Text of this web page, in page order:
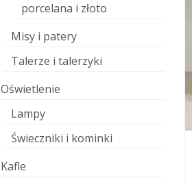
porcelana i złoto
Misy i patery
Talerze i talerzyki
Oświetlenie
Lampy
Świeczniki i kominki
Kafle